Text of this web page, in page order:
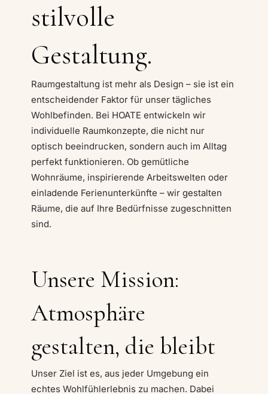
stilvolle
Gestaltung.
Raumgestaltung ist mehr als Design – sie ist ein
entscheidender Faktor für unser tägliches
Wohlbefinden. Bei HOATE entwickeln wir
individuelle Raumkonzepte, die nicht nur
optisch beeindrucken, sondern auch im Alltag
perfekt funktionieren. Ob gemütliche
Wohnräume, inspirierende Arbeitswelten oder
einladende Ferienunterkünfte – wir gestalten
Räume, die auf Ihre Bedürfnisse zugeschnitten
sind.
Unsere Mission:
Atmosphäre
gestalten, die bleibt
Unser Ziel ist es, aus jeder Umgebung ein
echtes Wohlfühlerlebnis zu machen. Dabei